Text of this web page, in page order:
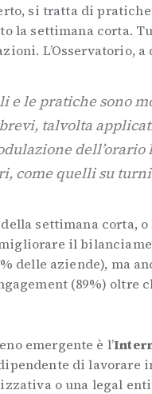
si tratta di pratiche
la settimana corta.
L’Osservatorio,
e le pratiche sono
talvolta
come quelli su
settimana corta,
il
delle aziende), ma
(89%)
emergente è l’
di lavorare
o una legal